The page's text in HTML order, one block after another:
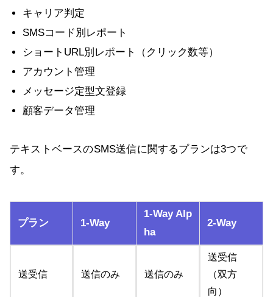
キャリア判定
SMSコード別レポート
ショートURL別レポート（クリック数等）
アカウント管理
メッセージ定型文登録
顧客データ管理
テキストベースのSMS送信に関するプランは3つで
す。
プラン 1-Way
1-Way Alp
ha
2-Way
送受信 送信のみ 送信のみ
送受信
（双方
向）